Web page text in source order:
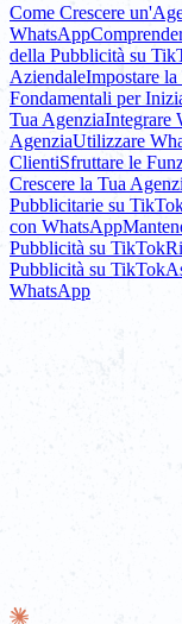
Come Crescere
WhatsApp
della Pubblicità su
AziendaleImpostare
Fondamentali per
Tua AgenziaIntegrare
AgenziaUtilizzare
ClientiSfruttare le
Crescere la Tua
Pubblicitarie su
con WhatsApp
Pubblicità su TikTok
Pubblicità su TikTok
WhatsApp